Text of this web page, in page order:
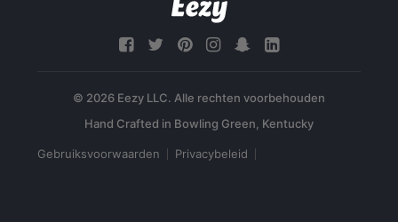
© 2026 Eezy LLC. Alle rechten voorbehouden
Gebruiksvoorwaarden Privacybeleid